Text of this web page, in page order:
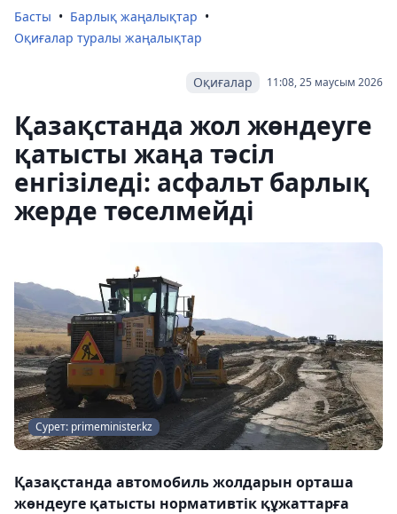
Басты
Барлық жаңалықтар
Оқиғалар туралы жаңалықтар
11:08, 25 маусым 2026
Оқиғалар
Қазақстанда жол жөндеуге
қатысты жаңа тәсіл
енгізіледі: асфальт барлық
жерде төселмейді
Сурет: primeminister.kz
Қазақстанда автомобиль жолдарын орташа
жөндеуге қатысты нормативтік құжаттарға